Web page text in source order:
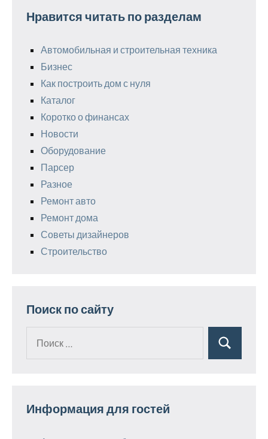
Нравится читать по разделам
Автомобильная и строительная техника
Бизнес
Как построить дом с нуля
Каталог
Коротко о финансах
Новости
Оборудование
Парсер
Разное
Ремонт авто
Ремонт дома
Советы дизайнеров
Строительство
Поиск по сайту
Поиск
Информация для гостей